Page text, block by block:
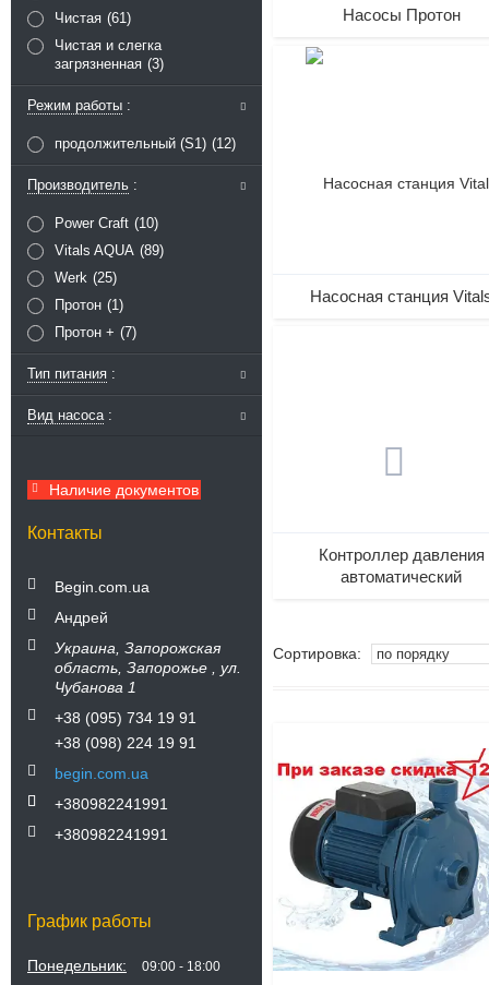
Чистая 61
Чистая и слегка
загрязненная 3
Режим работы
продолжительный (S1) 12
Производитель
Power Craft
10
Vitals AQUA 89
Werk 25
Протон
1
Протон +
7
Тип питания
Вид насоса
Наличие документов
Контакты
Begin.com.ua
Андрей
Украина Запорожская
область Запорожье
ул.
Чубанова 1
+38 (095) 734 19 91
+38 (098) 224 19 91
begin.com.ua
+380982241991
+380982241991
График работы
Понедельник 09:00 18:00
Насосы Протон
Насосная станция
Контроллер давления
автоматический